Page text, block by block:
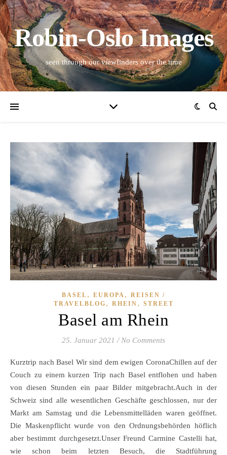
Robin-Oslo Images
seen through our viewfinders over the time
BASEL , EUROPA , REISEN /
TRAVELBLOG , RHEIN , STREET
Basel am Rhein
25. Januar 2021 / No Comments
Kurztrip nach Basel Wir sind dem ewigen CoronaChillen auf der
Couch zu einem kurzen Trip nach Basel entflohen und haben
von diesen Stunden ein paar Bilder mitgebracht.Auch in der
Schweiz sind alle wesentlichen Geschäfte geschlossen, nur der
Markt am Samstag und die Lebensmittelläden waren geöffnet.
Die Maskenpflicht wurde von den Ordnungsbehörden höflich
aber bestimmt durchgesetzt.Unser Freund Carmine Castelli hat,
wie schon beim letzten Besuch, die Stadtführung